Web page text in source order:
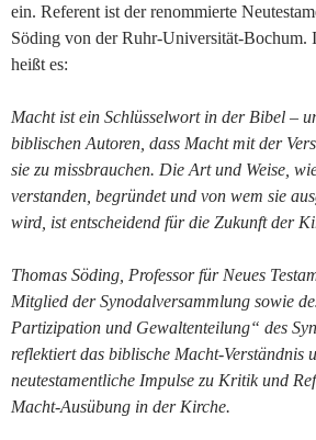
ein. Referent ist der renommierte
Söding von der Ruhr-Universität-Bochum.
heißt es:
Macht ist ein Schlüsselwort in der Bibel –
biblischen Autoren, dass Macht mit der
sie zu missbrauchen. Die Art und Weise,
verstanden, begründet und von wem sie
wird, ist entscheidend für die Zukunft der
Thomas Söding, Professor für Neues
Mitglied der Synodalversammlung sowie
Partizipation und Gewaltenteilung“ des
reflektiert das biblische Macht-Verständnis
neutestamentliche Impulse zu Kritik und
Macht-Ausübung in der Kirche.